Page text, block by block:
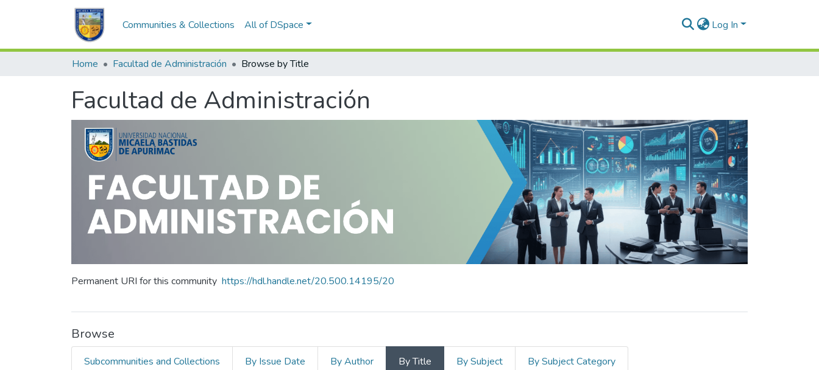
Communities & Collections All of DSpace Log In
Home Facultad de Administración Browse by Title
Facultad de Administración
Permanent URI for this community https://hdl.handle.net/20.500.14195/20
Browse
Subcommunities and Collections By Issue Date By Author By Title By Subject By Subject Category